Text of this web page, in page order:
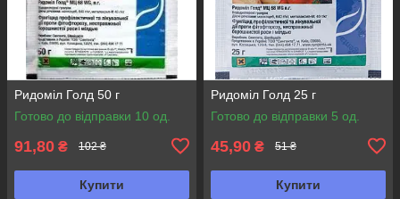
Ридоміл Голд 50 г
Готово до відправки 10 од.
91,80 ₴ 102 ₴
Купити
Ридоміл Голд 25 г
Готово до відправки 5 од.
45,90 ₴ 51 ₴
Купити